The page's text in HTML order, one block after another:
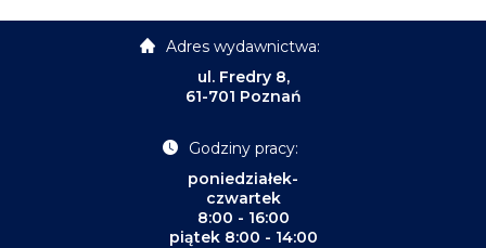
Adres wydawnictwa:
ul. Fredry 8,
61-701 Poznań
Godziny pracy:
poniedziałek-
czwartek
8:00 - 16:00
piątek 8:00 - 14:00